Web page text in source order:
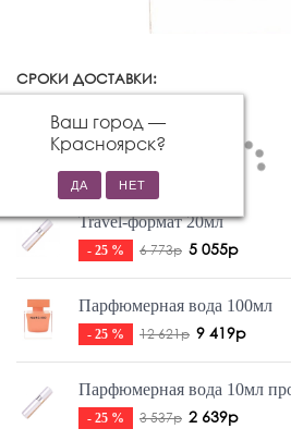
СРОКИ ДОСТАВКИ:
Ваш город —
Красноярск?
Travel-формат 20мл
- 25 % 6 773р 5 055р
Парфюмерная вода 100мл
- 25 % 12 621р 9 419р
Парфюмерная вода 10мл
- 25 % 3 537р 2 639р